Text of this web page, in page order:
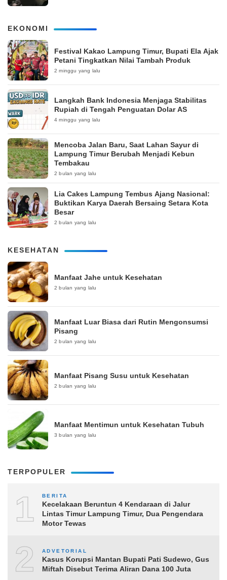
EKONOMI
‎Festival Kakao Lampung Timur, Bupati Ela Ajak
Petani Tingkatkan Nilai Tambah Produk
2 minggu yang lalu
Langkah Bank Indonesia Menjaga Stabilitas
Rupiah di Tengah Penguatan Dolar AS
4 minggu yang lalu
Mencoba Jalan Baru, Saat Lahan Sayur di
Lampung Timur Berubah Menjadi Kebun
Tembakau
2 bulan yang lalu
Lia Cakes Lampung Tembus Ajang Nasional:
Buktikan Karya Daerah Bersaing Setara Kota
Besar
2 bulan yang lalu
KESEHATAN
Manfaat Jahe untuk Kesehatan
2 bulan yang lalu
Manfaat Luar Biasa dari Rutin Mengonsumsi
Pisang
2 bulan yang lalu
Manfaat Pisang Susu untuk Kesehatan
2 bulan yang lalu
Manfaat Mentimun untuk Kesehatan Tubuh
3 bulan yang lalu
TERPOPULER
1 BERITA
Kecelakaan Beruntun 4 Kendaraan di Jalur
Lintas Timur Lampung Timur, Dua Pengendara
Motor Tewas
2 ADVETORIAL
Kasus Korupsi Mantan Bupati Pati Sudewo, Gus
Miftah Disebut Terima Aliran Dana 100 Juta